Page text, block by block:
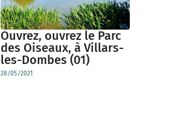
Ouvrez, ouvrez le Parc
des Oiseaux, à Villars-
les-Dombes (01)
28/05/2021